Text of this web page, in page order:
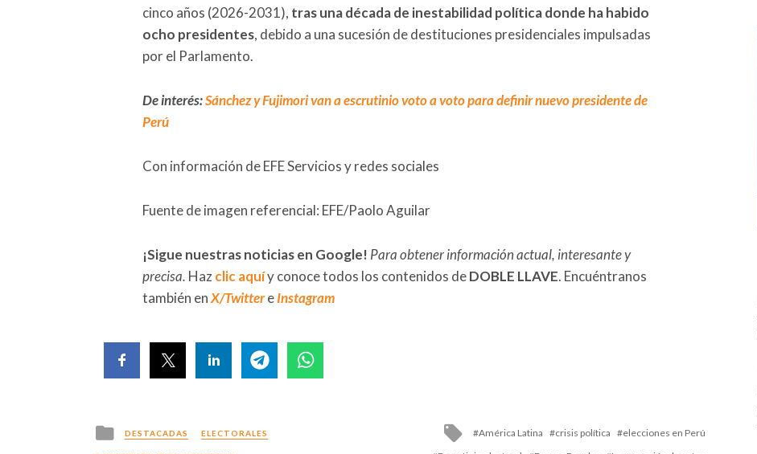
cinco años (2026-2031), tras una década de inestabilidad política donde ha habido
ocho presidentes, debido a una sucesión de destituciones presidenciales impulsadas
por el Parlamento.
De interés:Sánchez y Fujimori van a escrutinio voto a voto para definir nuevo presidente de
Perú
Con información de EFE Servicios y redes sociales
Fuente de imagen referencial: EFE/Paolo Aguilar
¡Sigue nuestras noticias en Google! Para obtener información actual, interesante y
precisa. Hazclic aquíy conoce todos los contenidos deDOBLE LLAVE. Encuéntranos
también enX/TwittereInstagram
Posted
in
DESTACADAS ELECTORALES
Tagged
América Latina crisis política
elecciones en Perú